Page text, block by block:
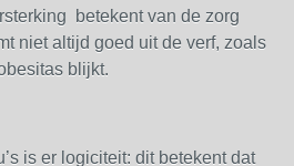
betekent van de zorg
niet altijd goed uit de verf, zoals
blijkt.
is er logiciteit: dit betekent dat